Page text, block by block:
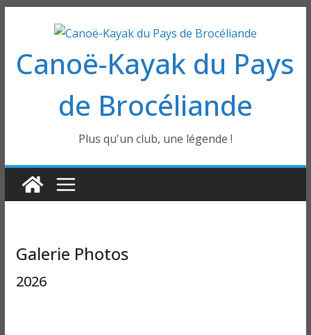
contenu
Canoë-Kayak du Pays
de Brocéliande
Plus qu'un club, une légende !
Galerie Photos
2026